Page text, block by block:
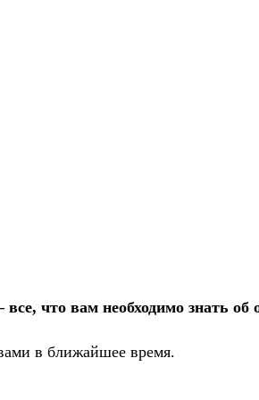
что вам необходимо знать об
в ближайшее время.